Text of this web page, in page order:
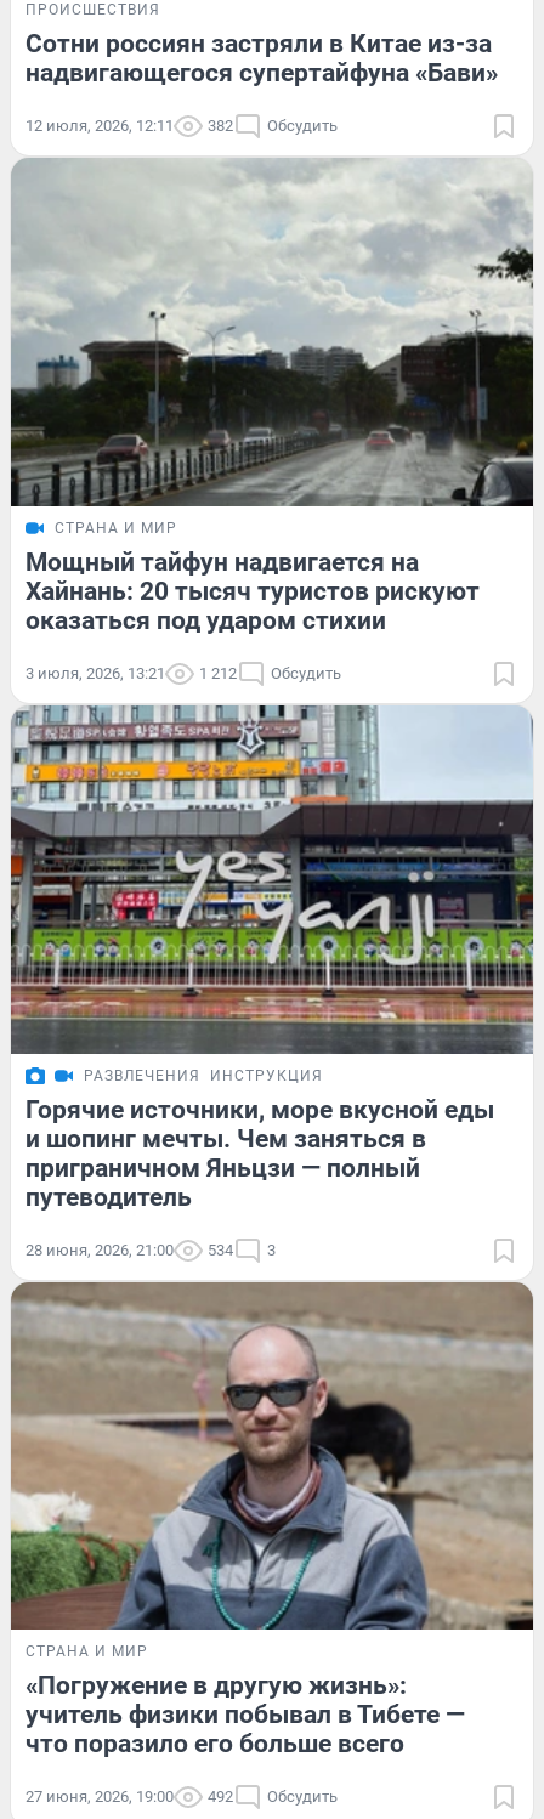
ПРОИСШЕСТВИЯ
Сотни россиян застряли в Китае из-за
надвигающегося супертайфуна «Бави»
12 июля, 2026, 12:11 382 Обсудить
СТРАНА И МИР
Мощный тайфун надвигается на
Хайнань: 20 тысяч туристов рискуют
оказаться под ударом стихии
3 июля, 2026, 13:21 1 212 Обсудить
РАЗВЛЕЧЕНИЯ ИНСТРУКЦИЯ
Горячие источники, море вкусной еды
и шопинг мечты. Чем заняться в
приграничном Яньцзи — полный
путеводитель
28 июня, 2026, 21:00 534 3
СТРАНА И МИР
«Погружение в другую жизнь»:
учитель физики побывал в Тибете —
что поразило его больше всего
27 июня, 2026, 19:00 492 Обсудить